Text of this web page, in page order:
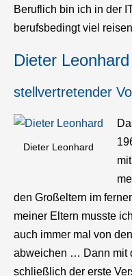
Beruflich bin ich in der
berufsbedingt viel
Dieter Leonhard
stellvertretender
Dieter Leonhard
den Großeltern im
meiner Eltern musste
auch immer mal von
abweichen … Dann mit
schließlich der erste